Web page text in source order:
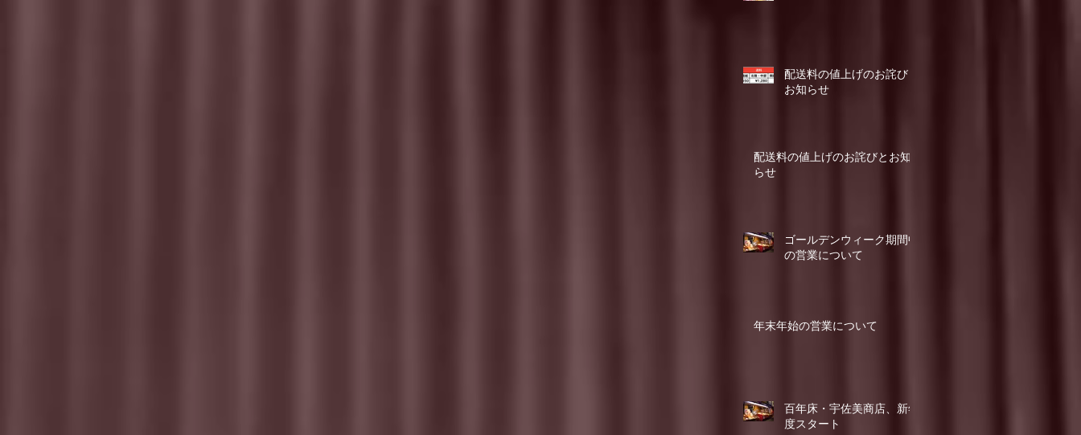
配送料の値上げのお詫びと
お知らせ
配送料の値上げのお詫びとお知
らせ
ゴールデンウィーク期間中
の営業について
年末年始の営業について
百年床・宇佐美商店、新年
度スタート